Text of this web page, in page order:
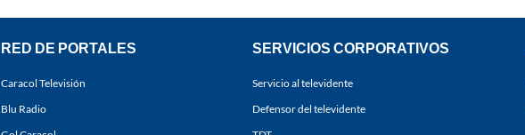
RED DE PORTALES
Caracol Televisión
Blu Radio
SERVICIOS CORPORATIVOS
Servicio al televidente
Defensor del televidente